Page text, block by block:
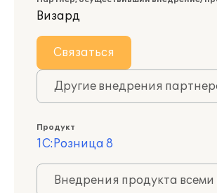
Визард
Связаться
Другие внедрения
Продукт
1С:Розница 8
Внедрения продукта